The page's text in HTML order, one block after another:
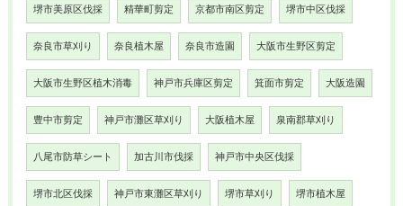
堺市美原区伐採 精華町剪定 京都市南区剪定 堺市中区伐採
奈良市草刈り 奈良植木屋 奈良市造園 大阪市生野区剪定
大阪市生野区植木消毒 神戸市兵庫区剪定 箕面市剪定 大阪造園
豊中市剪定 神戸市灘区草刈り 大阪植木屋 泉南郡草刈り
八尾市防草シート 加古川市伐採 神戸市中央区伐採
堺市北区伐採 神戸市東灘区草刈り 堺市草刈り 堺市植木屋